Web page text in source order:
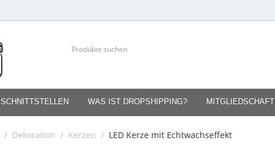
SCHNITTSTELLEN WAS IST DROPSHIPPING? MITGLIEDSCHAFT
/ Dekoration / Kerzen / LED Kerze mit Echtwachseffekt